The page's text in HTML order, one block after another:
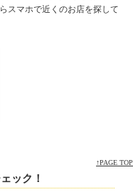
スマホで近くのお店を探して
↑PAGE TOP
ック！